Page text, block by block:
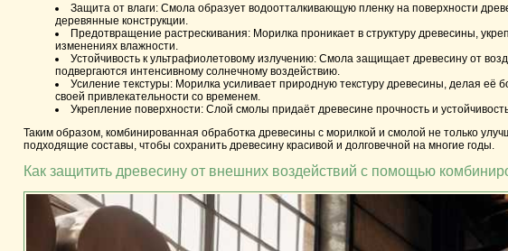
Защита от влаги: Смола образует водоотталкивающую пленку на поверхности
деревянные конструкции.
Предотвращение растрескивания: Морилка проникает в структуру древесины,
изменениях влажности.
Устойчивость к ультрафиолетовому излучению: Смола защищает древесину от
подвергаются интенсивному солнечному воздействию.
Усиление текстуры: Морилка усиливает природную текстуру древесины, делая её
своей привлекательности со временем.
Укрепление поверхности: Слой смолы придаёт древесине прочность и
Таким образом, комбинированная обработка древесины с морилкой и смолой не только
подходящие составы, чтобы сохранить древесину красивой и долговечной на многие годы.
Как защитить древесину от внешних воздействий с помощью